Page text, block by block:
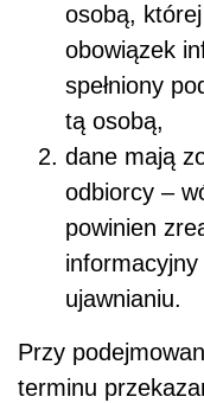
osobą,
obowiązek
spełniony
tą osobą,
dane mają
odbiorcy –
powinien
ujawnianiu.
Przy
terminu